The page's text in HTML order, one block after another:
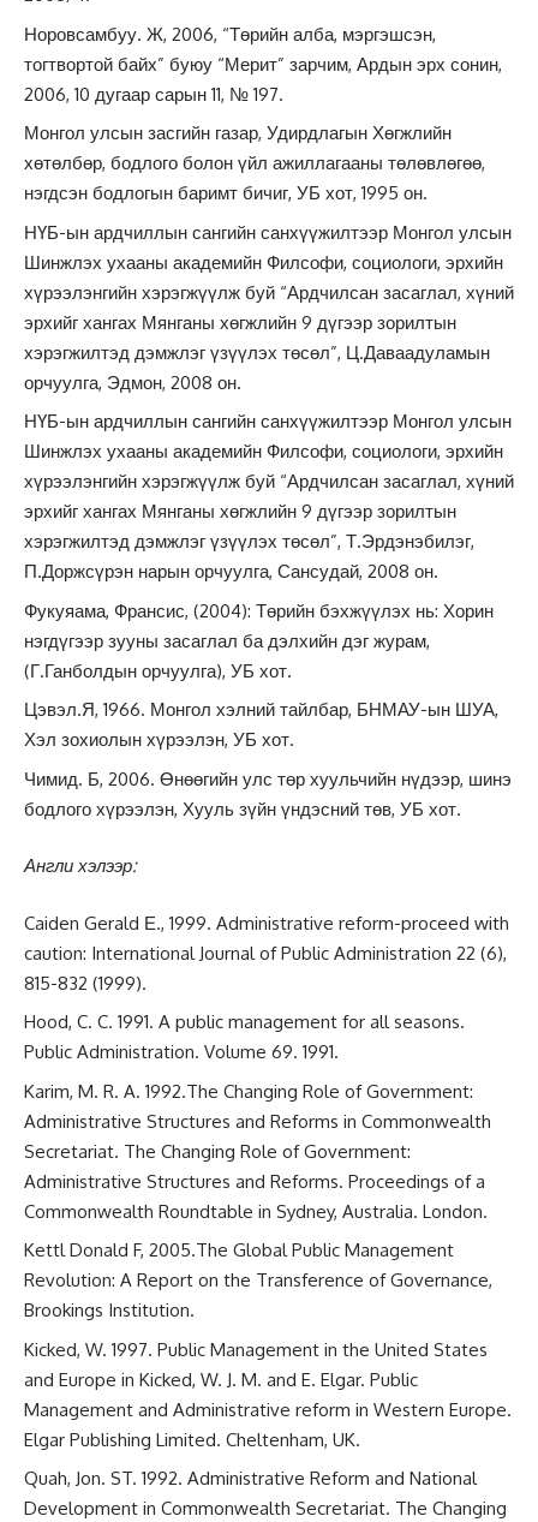
Норовсамбуу. Ж, 2006, “Төрийн алба, мэргэшсэн,
тогтвортой байх” буюу “Мерит” зарчим, Ардын эрх сонин,
2006, 10 дугаар сарын 11, № 197.
Монгол улсын засгийн газар, Удирдлагын Хөгжлийн
хөтөлбөр, бодлого болон үйл ажиллагааны төлөвлөгөө,
нэгдсэн бодлогын баримт бичиг, УБ хот, 1995 он.
НҮБ-ын ардчиллын сангийн санхүүжилтээр Монгол улсын
Шинжлэх ухааны академийн Филсофи, социологи, эрхийн
хүрээлэнгийн хэрэгжүүлж буй “Ардчилсан засаглал, хүний
эрхийг хангах Мянганы хөгжлийн 9 дүгээр зорилтын
хэрэгжилтэд дэмжлэг үзүүлэх төсөл”, Ц.Даваадуламын
орчуулга, Эдмон, 2008 он.
НҮБ-ын ардчиллын сангийн санхүүжилтээр Монгол улсын
Шинжлэх ухааны академийн Филсофи, социологи, эрхийн
хүрээлэнгийн хэрэгжүүлж буй “Ардчилсан засаглал, хүний
эрхийг хангах Мянганы хөгжлийн 9 дүгээр зорилтын
хэрэгжилтэд дэмжлэг үзүүлэх төсөл”, Т.Эрдэнэбилэг,
П.Доржсүрэн нарын орчуулга, Сансудай, 2008 он.
Фукуяама, Франсис, (2004): Төрийн бэхжүүлэх нь: Хорин
нэгдүгээр зууны засаглал ба дэлхийн дэг журам,
(Г.Ганболдын орчуулга), УБ хот.
Цэвэл.Я, 1966. Монгол хэлний тайлбар, БНМАУ-ын ШУА,
Хэл зохиолын хүрээлэн, УБ хот.
Чимид. Б, 2006. Өнөөгийн улс төр хуульчийн нүдээр, шинэ
бодлого хүрээлэн, Хууль зүйн үндэсний төв, УБ хот.
Англи хэлээр:
Caiden Gerald Е., 1999. Administrative reform-proceed with
caution: International Journal of Public Administration 22 (6),
815-832 (1999).
Hood, C. C. 1991. A public management for all seasons.
Public Administration. Volume 69. 1991.
Karim, M. R. A. 1992.The Changing Role of Government:
Administrative Structures and Reforms in Commonwealth
Secretariat. The Changing Role of Government:
Administrative Structures and Reforms. Proceedings of a
Commonwealth Roundtable in Sydney, Australia. London.
Kettl Donald F, 2005.The Global Public Management
Revolution: A Report on the Transference of Governance,
Brookings Institution.
Kicked, W. 1997. Public Management in the United States
and Europe in Kicked, W. J. M. and E. Elgar. Public
Management and Administrative reform in Western Europe.
Elgar Publishing Limited. Cheltenham, UK.
Quah, Jon. ST. 1992. Administrative Reform and National
Development in Commonwealth Secretariat. The Changing